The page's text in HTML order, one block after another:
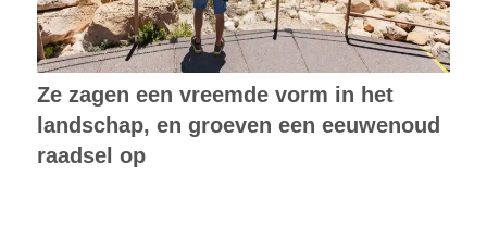
Ze zagen een vreemde vorm in het
landschap, en groeven een eeuwenoud
raadsel op